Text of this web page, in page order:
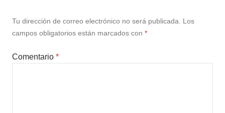
Tu dirección de correo electrónico no será publicada.
Los
campos obligatorios están marcados con *
Comentario *